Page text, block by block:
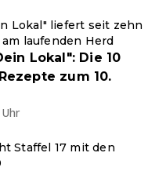
Lokal" liefert seit zehn
laufenden Herd
Lokal": Die 10
zum 10.
Staffel 17 mit den